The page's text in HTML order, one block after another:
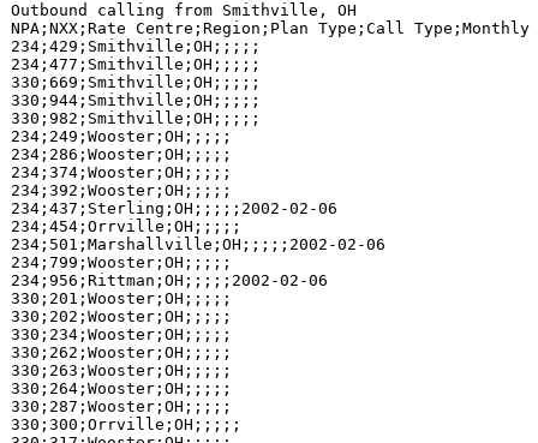
Outbound calling from Smithville, OH
NPA;NXX;Rate Centre;Region;Plan Type;Call
234;429;Smithville;OH;;;;;
234;477;Smithville;OH;;;;;
330;669;Smithville;OH;;;;;
330;944;Smithville;OH;;;;;
330;982;Smithville;OH;;;;;
234;249;Wooster;OH;;;;;
234;286;Wooster;OH;;;;;
234;374;Wooster;OH;;;;;
234;392;Wooster;OH;;;;;
234;437;Sterling;OH;;;;;2002-02-06
234;454;Orrville;OH;;;;;
234;501;Marshallville;OH;;;;;2002-02-06
234;799;Wooster;OH;;;;;
234;956;Rittman;OH;;;;;2002-02-06
330;201;Wooster;OH;;;;;
330;202;Wooster;OH;;;;;
330;234;Wooster;OH;;;;;
330;262;Wooster;OH;;;;;
330;263;Wooster;OH;;;;;
330;264;Wooster;OH;;;;;
330;287;Wooster;OH;;;;;
330;300;Orrville;OH;;;;;